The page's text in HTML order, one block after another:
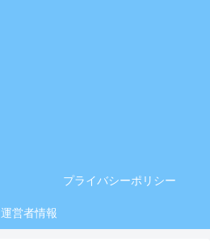
プライバシーポリシー
運営者情報